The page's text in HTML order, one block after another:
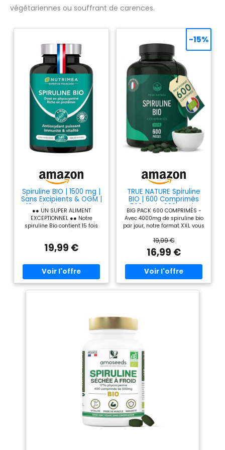
conservateur, sans OGM, sans
de s’assurer de leur qualité et
leur pureté.
végétariennes ou souffrant de carences.
Spiruline BIO | 1500 mg |
Sans Excipients & OGM |
19% de Phycocyanine
●● UN SUPER ALIMENT
EXCEPTIONNEL ●● Notre
spiruline Bio contient 15 fois
plus de bêta-carotène que les
que les épinards crus et plus
riche en chlorophylle et
caroténoïdes, en acides
aminés essentiels et non
essentiels et en acide gamma
naturels : A, B12, K, fer, sodium,
BIOLOGIQUE ●● C'est sur les
hauts plateaux de Mongolie
Intérieure, dans un espace
naturel et préservé de la
pollution, que notre Spiruline
est cultivée dans une stricte
démarche de développement
durable. Elle est filtrée à l'eau
froide, puis séchée à basse
température, ce qui permet de
conserver toutes ses qualités.
19,99 €
TRUE NATURE Spiruline
BIO | 600 Comprimés
500mg | 4000mg de
jour
BIG PACK 600 COMPRIMÉS -
Avec 4000mg de spiruline bio
par jour, notre format XXL vous
qualité-prix du marché."
HAUTE DOSE 4000mg/JOUR -
8 comprimés par jour pour un
apport optimal en nutriments.
Plus de spiruline par jour =
plus de bienfaits pour votre
corps." 19% DE PHYCOCYANINE
tous les nutriments essentiels.
25x plus de fer que les
épinards." ANALYSÉE EN
français. 100% spiruline bio
pure, sans excipients, sans
OGM, sans gluten, sans
lactose." PLUS DE 8.000
CLIENTS SATISFAITS - La
spiruline bio la mieux notée
avec 4,5 étoiles. Certifiée BIO,
Vegan, et fabriquée selon les
normes les plus strictes."
19,99 €
16,99 €
-15%